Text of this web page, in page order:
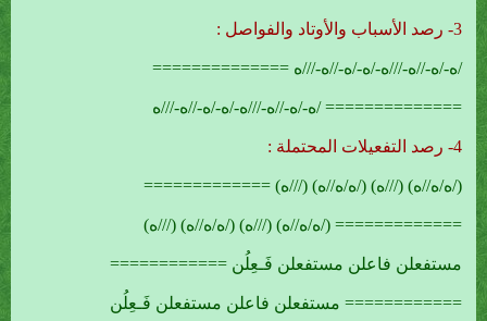
3- رصد الأسباب والأوتاد والفواصل :
/ه-/ه-//ه-///ه-/ه-/ه-//ه-///ه ==============
============== /ه-/ه-//ه-///ه-/ه-/ه-//ه-///ه
4- رصد التفعيلات المحتملة :
(/ه/ه//ه) (///ه) (/ه/ه//ه) (///ه) =============
============= (/ه/ه//ه) (///ه) (/ه/ه//ه) (///ه)
مستفعلن فاعلن مستفعلن فَـعِلُن ============
============ مستفعلن فاعلن مستفعلن فَـعِلُن